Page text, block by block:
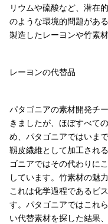
リウムや硫酸など、潜在
のような環境的問題があ
製造したレーヨンや竹素
レーヨンの代替品
パタゴニアの素材開発チ
きましたが、ほぼすべて
め、パタゴニアではいま
靱皮繊維として加工され
ゴニアではその代わりに
しています。竹素材の魅
これは化学過程であるビ
す。パタゴニアではこれ
い代替素材を探した結果